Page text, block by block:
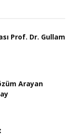
Prof. Dr. Gullam
Arayan